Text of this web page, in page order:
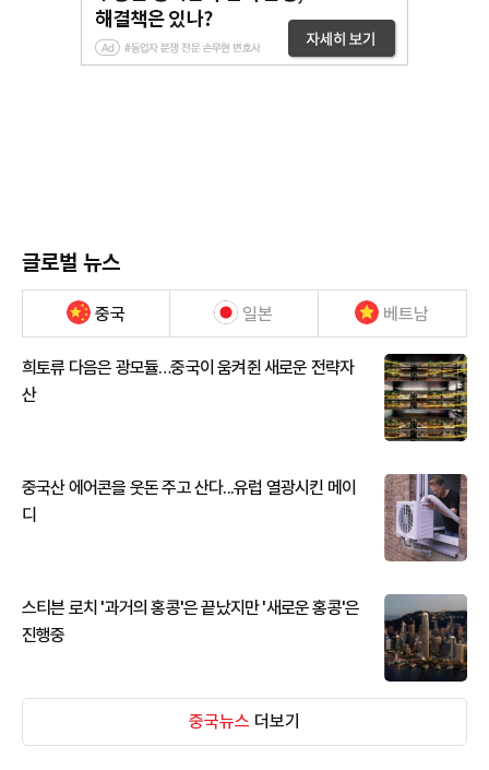
글로벌 뉴스
중국 일본 베트남
희토류 다음은 광모듈…중국이 움켜쥔 새로운 전략자
산
중국산 에어콘을 웃돈 주고 산다...유럽 열광시킨 메이
디
스티븐 로치 '과거의 홍콩'은 끝났지만 '새로운 홍콩'은
진행중
중국뉴스 더보기